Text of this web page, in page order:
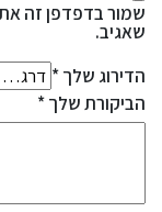
שמור בדפדפן זה את
שאגיב.
הדירוג שלך*
הביקורת שלך*